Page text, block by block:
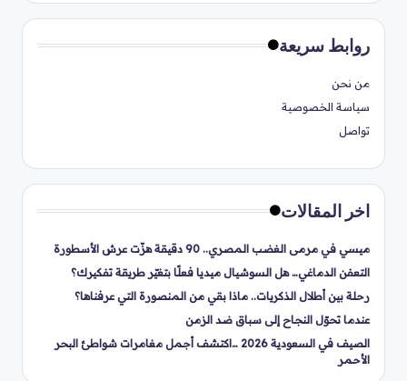
روابط سريعة
من نحن
سياسة الخصوصية
تواصل
اخر المقالات
ميسي في مرمى الغضب المصري.. 90 دقيقة هزّت عرش الأسطورة
التعفن الدماغي… هل السوشيال ميديا فعلًا بتغيّر طريقة تفكيرك؟
رحلة بين أطلال الذكريات.. ماذا بقي من المنصورة التي عرفناها؟
عندما تحوّل النجاح إلى سباق ضد الزمن
الصيف في السعودية 2026 …اكتشف أجمل مغامرات شواطئ البحر
الأحمر